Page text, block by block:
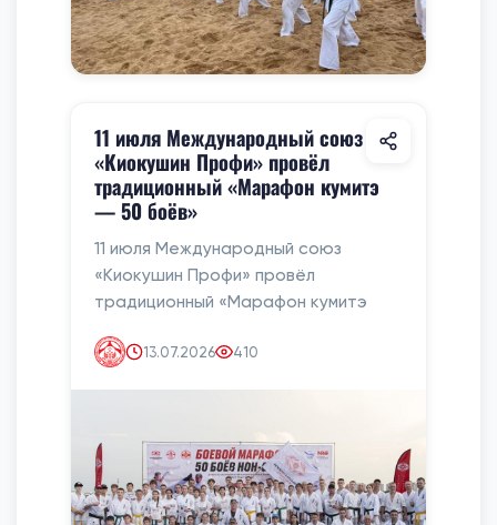
11 июля Международный союз
«Киокушин Профи» провёл
традиционный «Марафон кумитэ
— 50 боёв»
11 июля Международный союз
«Киокушин Профи» провёл
традиционный «Марафон кумитэ
13.07.2026 410